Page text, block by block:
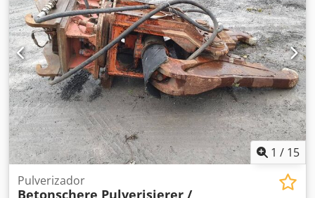
1 / 15
Pulverizador
Betonschere Pulverisierer /